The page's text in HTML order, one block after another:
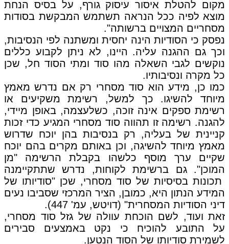
מקום להטלת איסור עיסוק גורף, על בסיס הנחת
מוצא לפיה ככל הנראה תשתמש המבקשת בסודות
מסחריים המצויים ברשותה".
נפסק כי הסודיות הינה יחסית ומשתנה לפי הנסיבות,
וכך גם ההגנה עליה. היינו, לא ניתן לקבוע כללים
נוקשים לגבי השאלה מהו סוד ומתי הסוד חל, שכן
כל מקרה ונסיבותיו.
כמו כן, מידע הוא סוד מסחרי רק אם נדרש מאמץ
מיוחד להשיגו. כך למשל, רשימת משקיעים או
רשימת ספקים אינה זוכה, כשלעצמה, באופן מיידי,
להגנה. רשימה זו תהווה סוד מסחרי המגיע כדי זכות
קניינית של בעליה, רק בנסיבות בהן יוכח שדרוש
מאמץ מיוחד להשיגה, וכן באותם מקרים בהם יוכח
שקיים ערך מוסף כלשהו בקבלת הרשימה "מן
המוכן". גם ברשימת לקוחות, נדרש שתתקיימנה
תכונות בסיסיות של סוד מסחרי, שכן "סודיותו של
המידע הנתון היא, כמובן, הציר המרכזי שסביבו נעים
דיני הסודיות המסחרית" (דויטש, עמ' 447).
זאת ועוד, לשם הוכחת עוולה של גזל סוד מסחרי,
על התובע להוכיח כי נקט באמצעים סבירים
לשמירת סודיותו של הסוד הנטען.